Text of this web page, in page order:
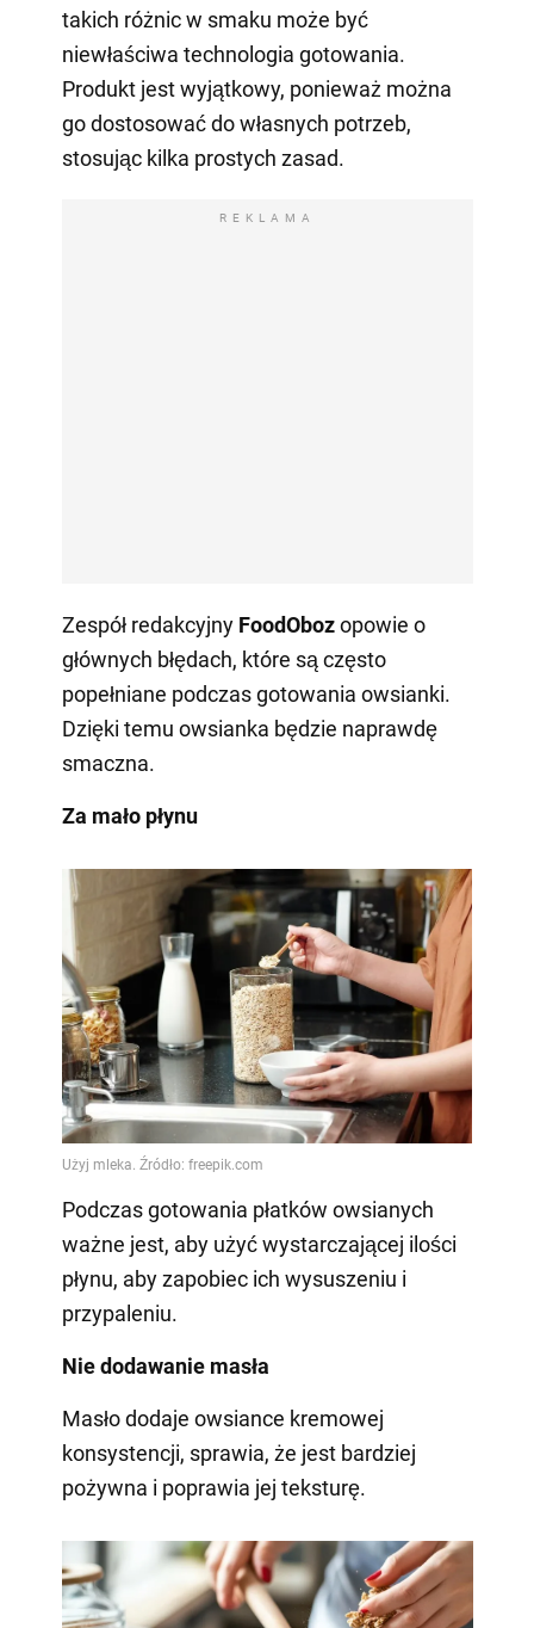
takich różnic w smaku może być
niewłaściwa technologia gotowania.
Produkt jest wyjątkowy, ponieważ można
go dostosować do własnych potrzeb,
stosując kilka prostych zasad.
REKLAMA
Zespół redakcyjny FoodObozopowie o
głównych błędach, które są często
popełniane podczas gotowania owsianki.
Dzięki temu owsianka będzie naprawdę
smaczna.
Za mało płynu
Podczas gotowania płatków owsianych
ważne jest, aby użyć wystarczającej ilości
płynu, aby zapobiec ich wysuszeniu i
przypaleniu.
Nie dodawanie masła
Masło dodaje owsiance kremowej
konsystencji, sprawia, że jest bardziej
pożywna i poprawia jej teksturę.